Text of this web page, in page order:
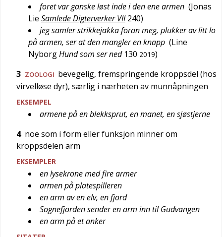
foret var ganske løst inde i den ene armen (Jonas
Lie Samlede Digterverker VII 240)
jeg samler strikkejakka foran meg, plukker av litt lo
på armen, ser at den mangler en knapp (Line
NyborgHund som ser ned 130 2019)
3 ZOOLOGI bevegelig, fremspringende kroppsdel (hos
virvelløse dyr), særlig i nærheten av munnåpningen
EKSEMPEL
armene på en blekksprut, en manet, en sjøstjerne
4 noe som i form eller funksjon minner om
kroppsdelen arm
EKSEMPLER
en lysekrone med fire armer
armen på platespilleren
en arm av en elv, en fjord
Sognefjorden sender en arm inn til Gudvangen
en arm på et anker